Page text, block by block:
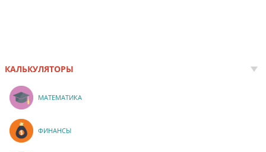
КАЛЬКУЛЯТОРЫ
МАТЕМАТИКА
ФИНАНСЫ